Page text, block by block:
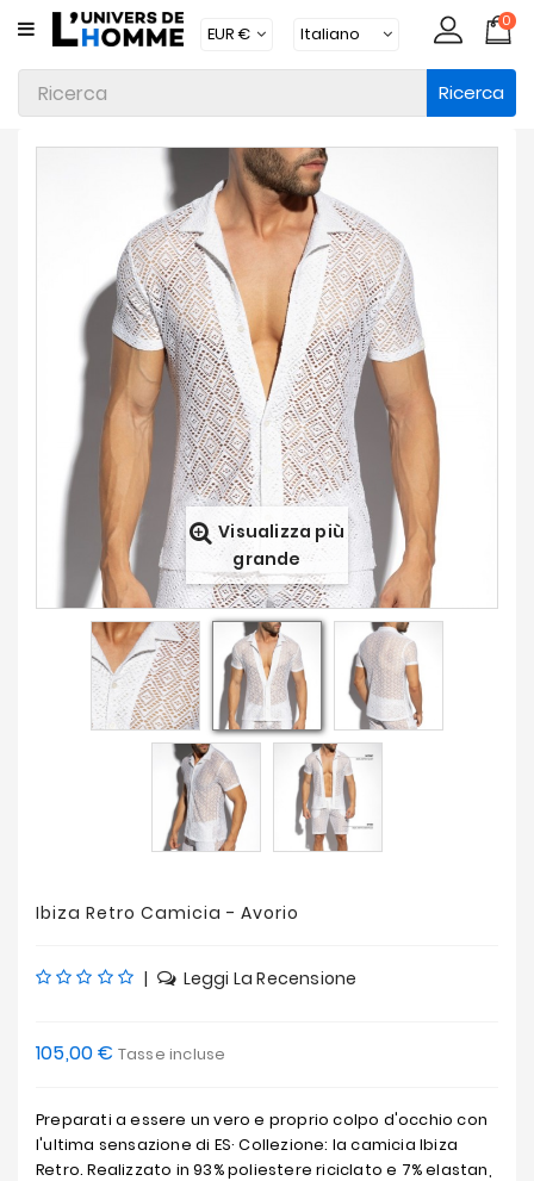
CATEGORIA
Intimo
Abbigliamento
Loungewear
Accessori
Brands
Nuovi
Prodotti
0
Ricerca
Visualizza più
grande
Ibiza Retro Camicia - Avorio
| Leggi La Recensione
105,00 € Tasse incluse
Preparati a essere un vero e proprio colpo d'occhio con
l'ultima sensazione di ES· Collezione: la camicia Ibiza
Retro. Realizzato in 93% poliestere riciclato e 7% elastan,